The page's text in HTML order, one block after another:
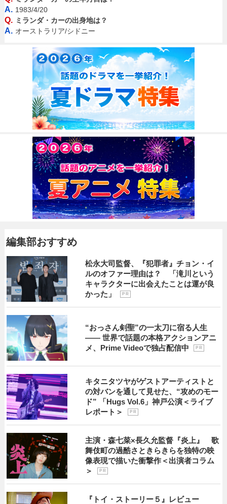
A. 1983/4/20
Q. ミランダ・カーの出身地は？
A. オーストラリア/シドニー
編集部おすすめ
松永大司監督、『犯罪者』チョン・イ
ルのオファー理由は？ 「滝川という
キャラクターに出会えたことは運が良
かった」
P R
“おっさん剣聖”の一太刀に宿る人生
―― 世界で話題の本格アクションアニ
メ、Prime Videoで独占配信中
P R
キタニタツヤがゲストアーティストと
の対バンを通して見せた、“攻めのモー
ド” 「Hugs Vol.6」神戸公演＜ライブ
レポート＞
P R
主演・森七菜×長久允監督『炎上』 歌
舞伎町の過酷さときらきらを独特の映
像表現で描いた衝撃作＜出演者コラム
＞
P R
『トイ・ストーリー５』レビュー